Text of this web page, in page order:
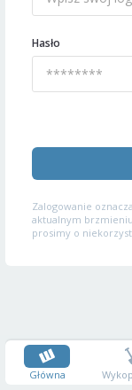
Hasło
Zalogowanie
aktualnym
prosimy o
Główna